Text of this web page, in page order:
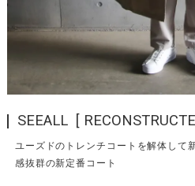
SEEALL [
ユーズドのトレンチコートを解体して
感抜群の新定番コート